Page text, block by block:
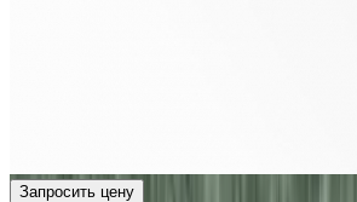
Запросить цену